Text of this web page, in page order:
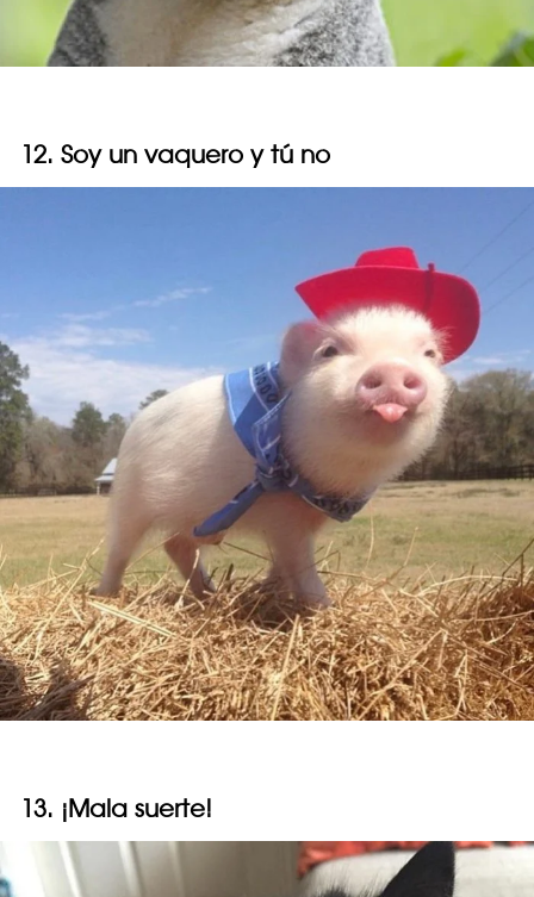
12. Soy un vaquero y tú no
13. ¡Mala suerte!